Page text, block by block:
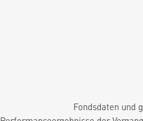
Fondsdaten und